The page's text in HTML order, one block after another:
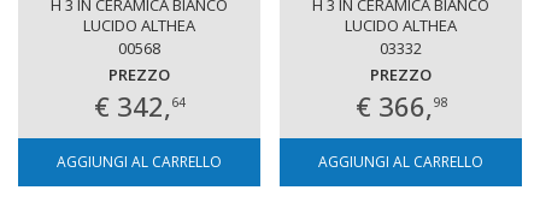
H 3 IN CERAMICA BIANCO
LUCIDO ALTHEA
00568
PREZZO
€ 342,64
AGGIUNGI AL CARRELLO
H 3 IN CERAMICA BIANCO
LUCIDO ALTHEA
03332
PREZZO
€ 366,98
AGGIUNGI AL CARRELLO